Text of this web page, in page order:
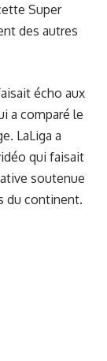
Super
des autres
écho aux
a comparé le
LaLiga a
qui faisait
soutenue
du continent.